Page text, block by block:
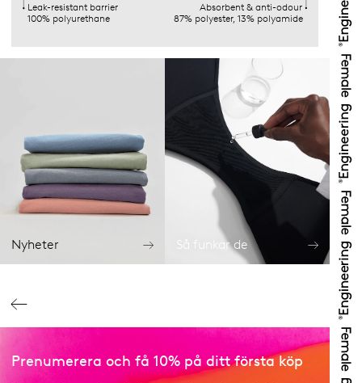
Leak-resistant barrier
100% polyurethane
Absorbent & anti-odour
87% polyester, 13% polyamide
Nyheter Så funkar de
Prenumerera och få 10% på ditt första köp